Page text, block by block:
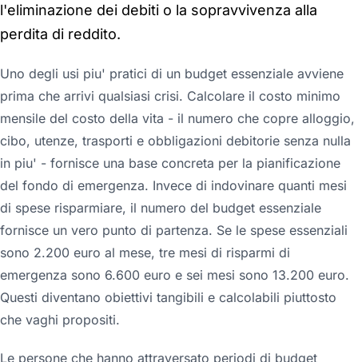
l'eliminazione dei debiti o la sopravvivenza alla
perdita di reddito.
Uno degli usi piu' pratici di un budget essenziale avviene
prima che arrivi qualsiasi crisi. Calcolare il costo minimo
mensile del costo della vita - il numero che copre alloggio,
cibo, utenze, trasporti e obbligazioni debitorie senza nulla
in piu' - fornisce una base concreta per la pianificazione
del fondo di emergenza. Invece di indovinare quanti mesi
di spese risparmiare, il numero del budget essenziale
fornisce un vero punto di partenza. Se le spese essenziali
sono 2.200 euro al mese, tre mesi di risparmi di
emergenza sono 6.600 euro e sei mesi sono 13.200 euro.
Questi diventano obiettivi tangibili e calcolabili piuttosto
che vaghi propositi.
Le persone che hanno attraversato periodi di budget